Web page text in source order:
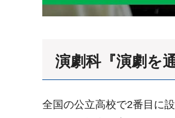
演劇科『演劇を
全国の公立高校で2番目に